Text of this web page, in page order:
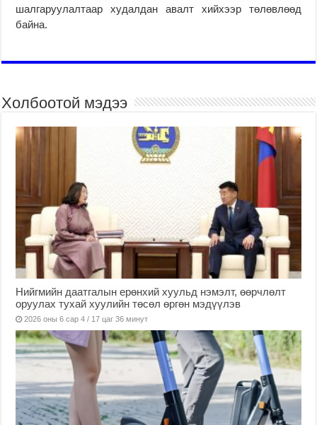
шалгаруулалтаар худалдан авалт хийхээр төлөвлөөд
байна.
Холбоотой мэдээ
Нийгмийн даатгалын ерөнхий хуульд нэмэлт, өөрчлөлт
оруулах тухай хуулийн төсөл өргөн мэдүүлэв
2026 оны 6 сар 4 / 17 цаг 36 минут